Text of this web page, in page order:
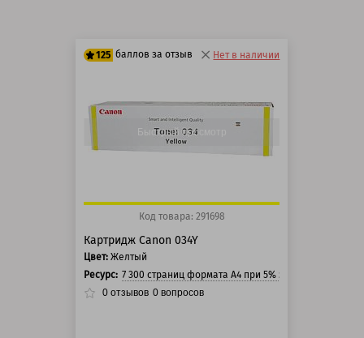
125 баллов за отзыв
100 баллов
125 баллов
Нет в наличии
Быстрый просмотр
Код товара: 291698
Картридж Canon 034Y
Цвет: Желтый
Ресурс: 7 300 страниц формата А4 при 5% заполнении
0 отзывов 0 вопросов